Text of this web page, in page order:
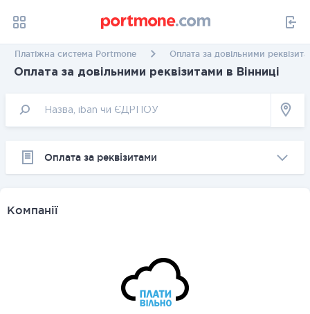
Платіжна система Portmone Оплата за довільними
Оплата за довільними реквізитами в Вінниці
Оплата за реквізитами
Компанії